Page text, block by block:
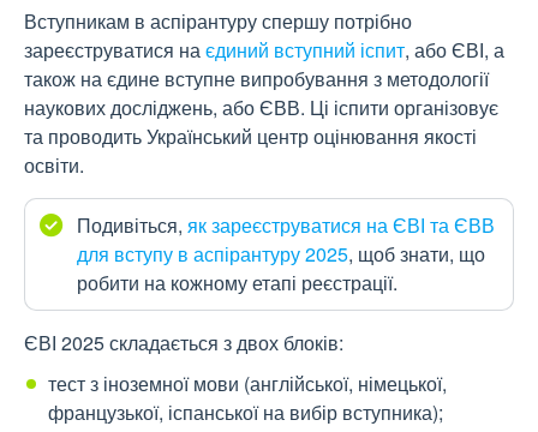
Вступникам в аспірантуру спершу потрібно
зареєструватися наєдиний вступний іспит, або ЄВІ, а
також на єдине вступне випробування з методології
наукових досліджень, або ЄВВ. Ці іспити організовує
та проводить Український центр оцінювання якості
освіти.
Подивіться, як зареєструватися на ЄВІ та ЄВВ
для вступу в аспірантуру 2025, щоб знати, що
робити на кожному етапі реєстрації.
ЄВІ 2025 складається з двох блоків:
тест з іноземної мови (англійської, німецької,
французької, іспанської на вибір вступника);